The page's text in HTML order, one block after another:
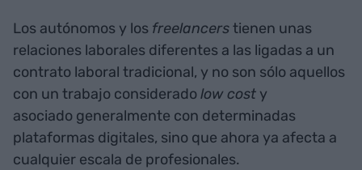
Los autónomos y los freelancerstienen unas
relaciones laborales diferentes a las ligadas a un
contrato laboral tradicional, y no son sólo aquellos
con un trabajo consideradolow cost y
asociado generalmente con determinadas
plataformas digitales, sino que ahora ya afecta a
cualquier escala de profesionales.